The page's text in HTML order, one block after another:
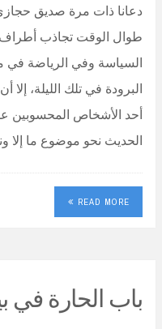
دعانا ذات مرة صديق
طوال الوقت تجاذب
السياسة وفي الرياضة في
البرودة في تلك الليلة، إلا
أحد الأشخاص المحسوبين
الحديث نحو موضوع ما إلا
READ MORE
باب الحارة في